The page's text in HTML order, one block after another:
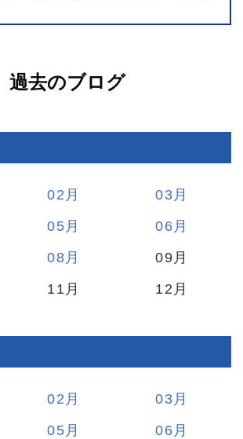
過去のブログ
02
03
05
06
08
09
11 12
02
03
05
06